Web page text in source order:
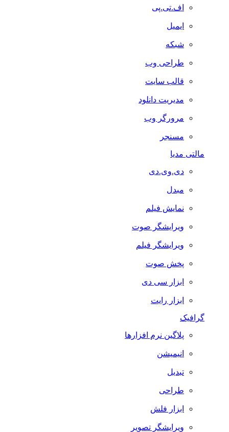
اف.تی.پی
ایمیل
شبکه
طراحی وب
قالب سایت
مدیریت دانلود
مرورگر وب
مسنجر
مالتی مدیا
دی.وی.دی
مبدل
نمایش فیلم
ویرایشگر صوت
ویرایشگر فیلم
پخش صوت
ابزار سی دی
ابزار رایت
گرافیک
پلاگین نرم افزارها
انیمیشن
تبدیل
طراحی
ابزار فلش
ویرایشگر تصویر